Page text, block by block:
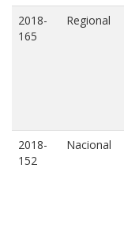
2018-
165
Regional
2018-
152
Nacional